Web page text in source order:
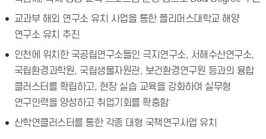
교과부 해외 연구소 유치 사업을 통한 플리머스대학교 해양
연구소 유치 추진
인천에 위치한 국공립연구소들인 극지연구소, 서해수산연구소,
국립환경과학원, 국립생물자원관, 보건환경연구원 등과의 융합
클러스터를 확립하고, 현장 실습 교육을 강화하여 실무형
연구인력을 양성하고 취업기회를 확충함
산학연클러스터를 통한 각종 대형 국책연구사업 유치